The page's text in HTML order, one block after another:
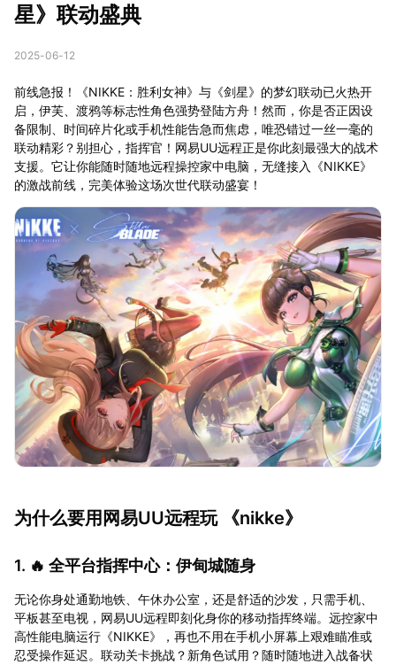
星》联动盛典
2025-06-12
前线急报！《NIKKE：胜利女神》与《剑星》的梦幻联动已火热开
启，伊芙、渡鸦等标志性角色强势登陆方舟！然而，你是否正因设
备限制、时间碎片化或手机性能告急而焦虑，唯恐错过一丝一毫的
联动精彩？别担心，指挥官！网易UU远程正是你此刻最强大的战术
支援。它让你能随时随地远程操控家中电脑，无缝接入《NIKKE》
的激战前线，完美体验这场次世代联动盛宴！
为什么要用网易UU远程玩 《nikke》
1. 🔥 全平台指挥中心：伊甸城随身
无论你身处通勤地铁、午休办公室，还是舒适的沙发，只需手机、
平板甚至电视，网易UU远程即刻化身你的移动指挥终端。远控家中
高性能电脑运行《NIKKE》，再也不用在手机小屏幕上艰难瞄准或
忍受操作延迟。联动关卡挑战？新角色试用？随时随地进入战备状